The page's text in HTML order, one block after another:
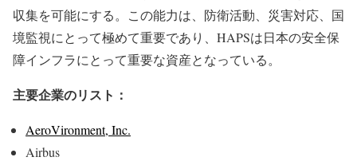
収集を可能にする。この能力は、防衛活動、災害対応、国
境監視にとって極めて重要であり、HAPSは日本の安全保
障インフラにとって重要な資産となっている。
主要企業のリスト：
AeroVironment, Inc.
Airbus